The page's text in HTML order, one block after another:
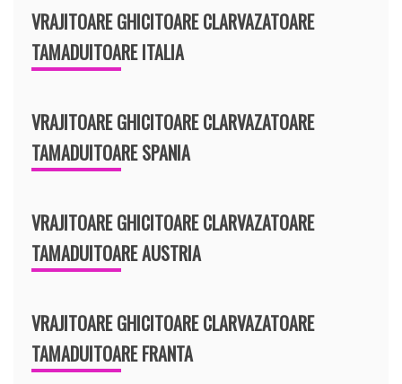
VRAJITOARE GHICITOARE CLARVAZATOARE
TAMADUITOARE ITALIA
VRAJITOARE GHICITOARE CLARVAZATOARE
TAMADUITOARE SPANIA
VRAJITOARE GHICITOARE CLARVAZATOARE
TAMADUITOARE AUSTRIA
VRAJITOARE GHICITOARE CLARVAZATOARE
TAMADUITOARE FRANTA